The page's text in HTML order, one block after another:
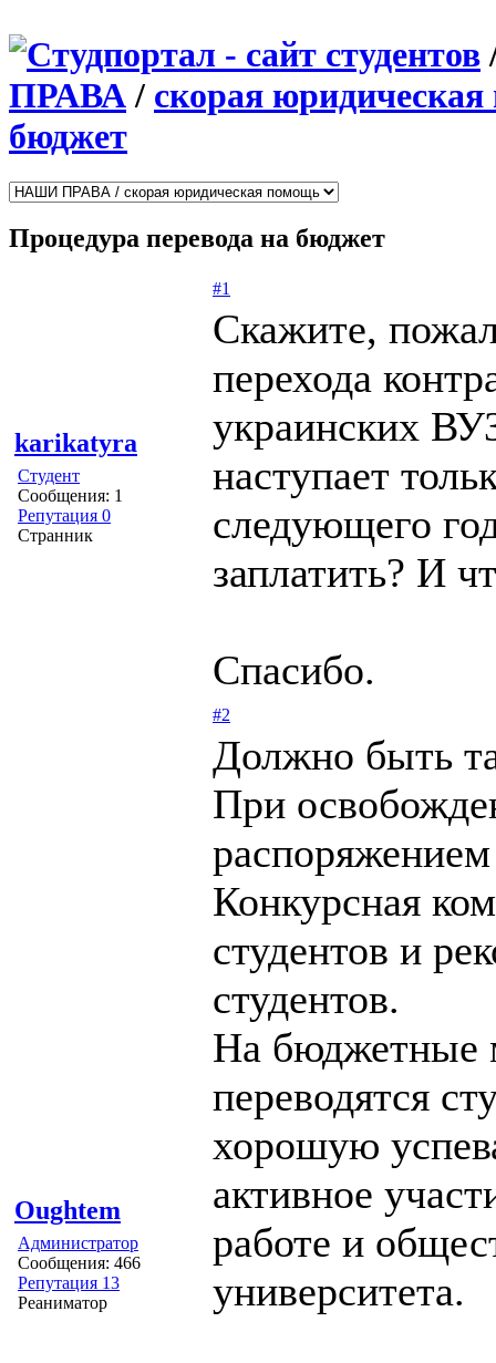
ПРАВА/ скорая
бюджет
Процедура перевода на бюджет
karikatyra
Студент
Сообщения: 1
Репутация 0
Странник
#1
Скажите,
перехода
украинских
наступает
следующего
заплатить? И
Спасибо.
Oughtem
Администратор
Сообщения: 466
Репутация 13
Реаниматор
#2
Должно быть
При
распоряжением
Конкурсная
студентов и
студентов.
На бюджетные
переводятся
хорошую
активное
работе и
университета.